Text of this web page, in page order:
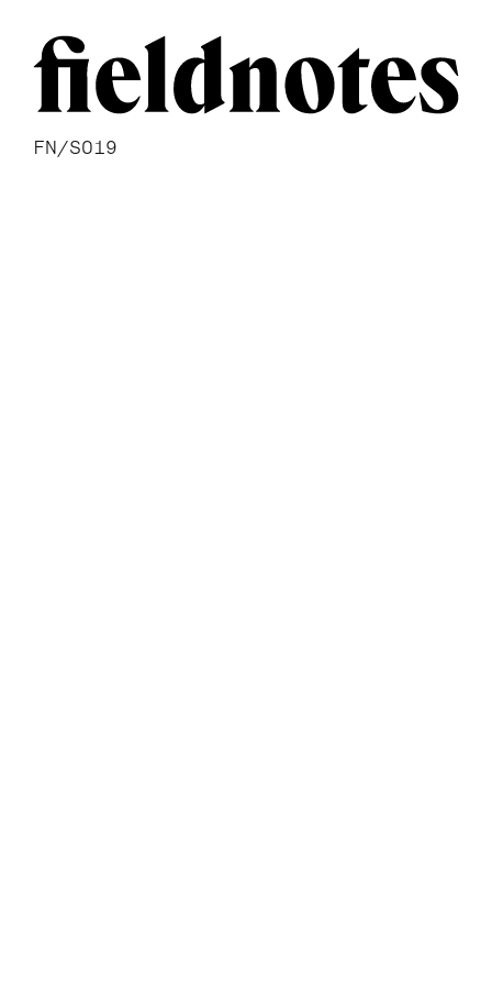
FN/S019